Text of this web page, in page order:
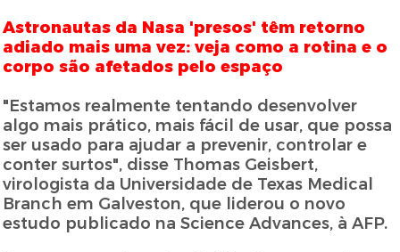
Astronautas da Nasa 'presos' têm retorno
adiado mais uma vez: veja como a rotina e o
corpo são afetados pelo espaço
"Estamos realmente tentando desenvolver
algo mais prático, mais fácil de usar, que possa
ser usado para ajudar a prevenir, controlar e
conter surtos", disse Thomas Geisbert,
virologista da Universidade de Texas Medical
Branch em Galveston, que liderou o novo
estudo publicado na Science Advances, à AFP.